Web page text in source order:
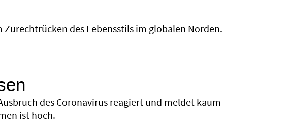
des Lebensstils im globalen Norden.
des Coronavirus reagiert und meldet kaum
ist hoch.